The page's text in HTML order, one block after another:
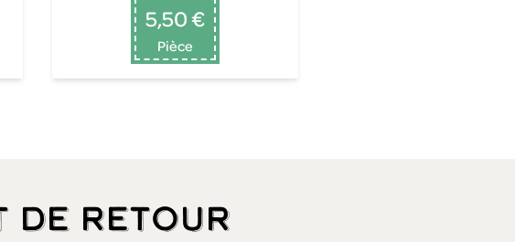
5,50 €
Pièce
de retour